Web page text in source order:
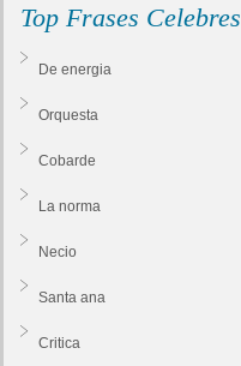
Top Frases Celebres
De energia
Orquesta
Cobarde
La norma
Necio
Santa ana
Critica